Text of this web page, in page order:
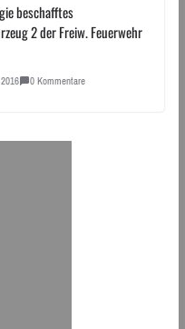
beschafftes
2 der Freiw. Feuerwehr
0 Kommentare